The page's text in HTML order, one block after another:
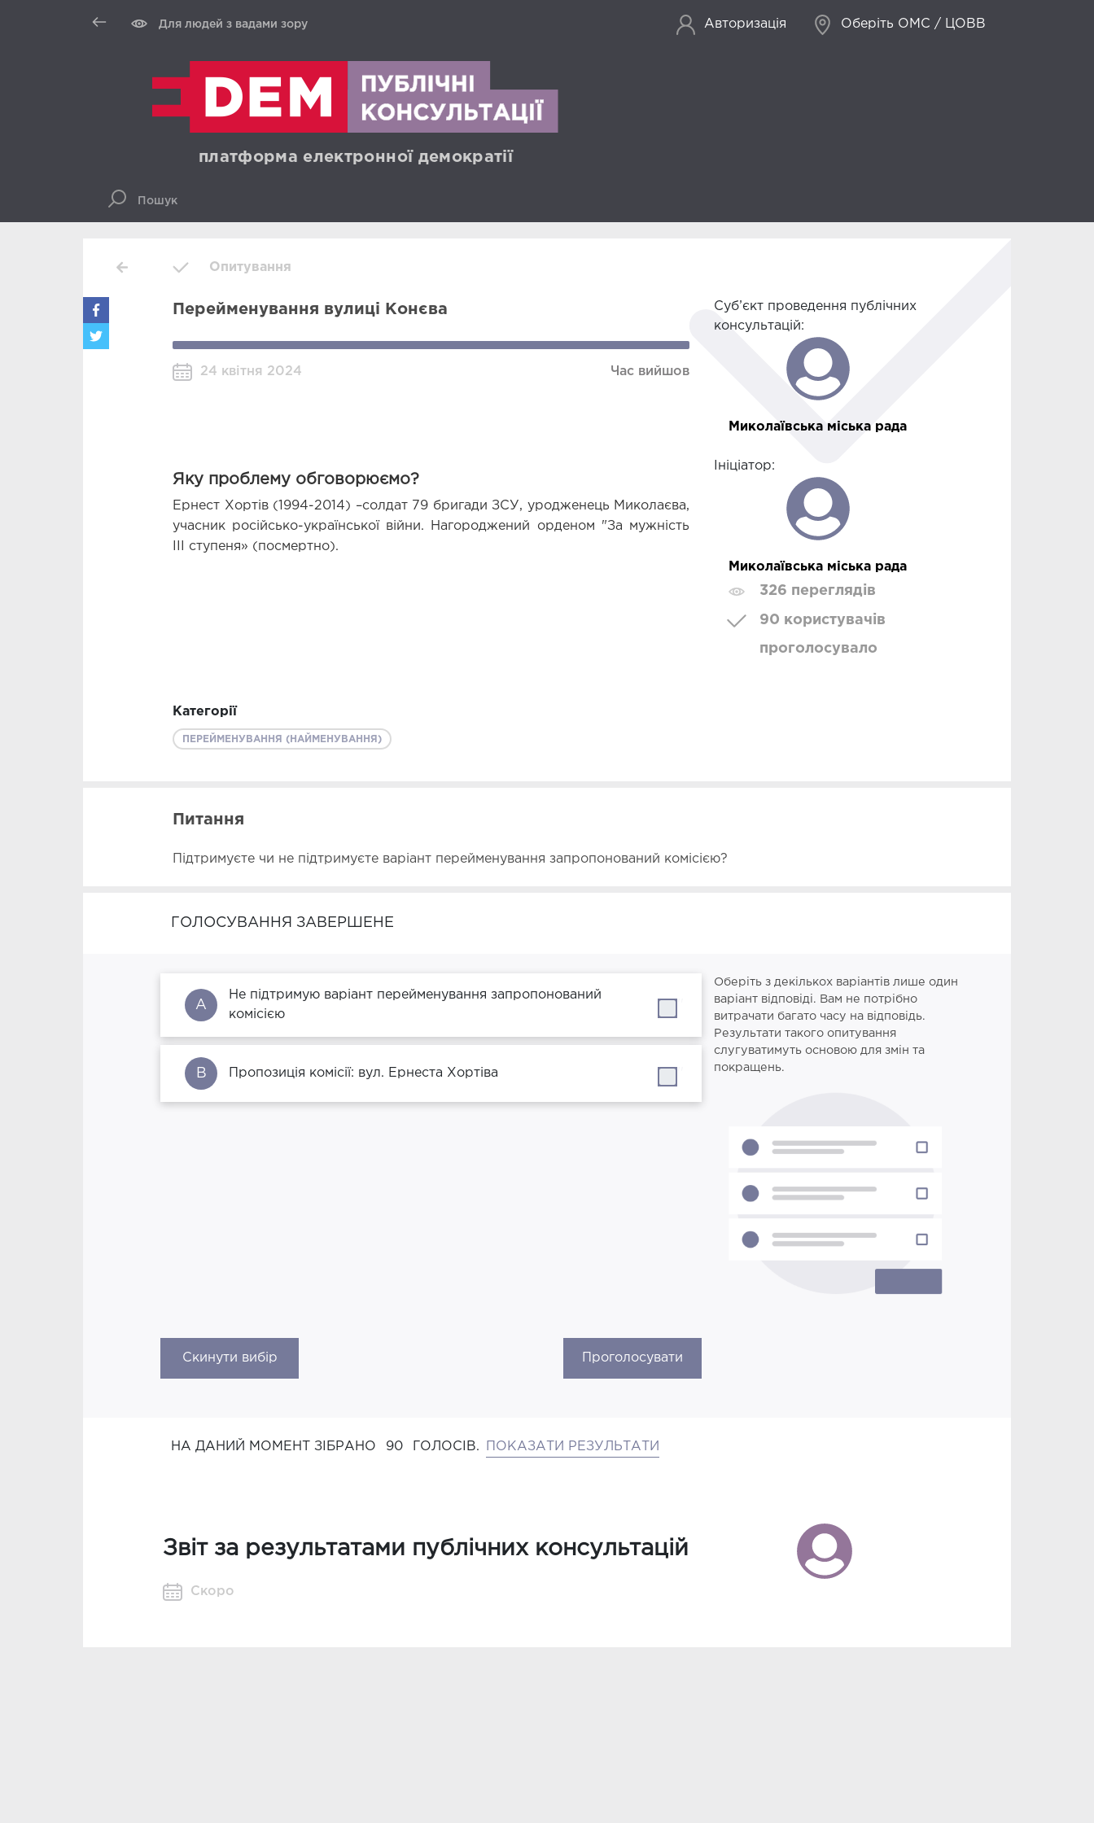
Для людей з вадами зору Авторизація Оберіть ОМС / ЦОВВ
платформа електронної демократії
Опитування
Перейменування вулиці Конєва
24 квітня 2024 Час вийшов
Суб’єкт проведення публічних
консультацій:
Миколаївська міська рада
Яку проблему обговорюємо?
Ернест Хортів (1994-2014) –солдат 79 бригади ЗСУ, уродженець Миколаєва,
учасник російсько-української війни. Нагороджений орденом "За мужність
ІІІ ступеня» (посмертно).
Ініціатор:
Миколаївська міська рада
326 переглядів
90 користувачів
проголосувало
Категорії
ПЕРЕЙМЕНУВАННЯ (НАЙМЕНУВАННЯ)
Питання
Підтримуєте чи не підтримуєте варіант перейменування запропонований комісією?
ГОЛОСУВАННЯ ЗАВЕРШЕНЕ
A
Не підтримую варіант перейменування запропонований
комісією
B Пропозиція комісії: вул. Ернеста Хортіва
Оберіть з декількох варіантів лише один
варіант відповіді. Вам не потрібно
витрачати багато часу на відповідь.
Результати такого опитування
слугуватимуть основою для змін та
покращень.
Скинути вибір Проголосувати
НА ДАНИЙ МОМЕНТ ЗІБРАНО 90 ГОЛОСІВ. ПОКАЗАТИ РЕЗУЛЬТАТИ
Звіт за результатами публічних консультацій
Скоро